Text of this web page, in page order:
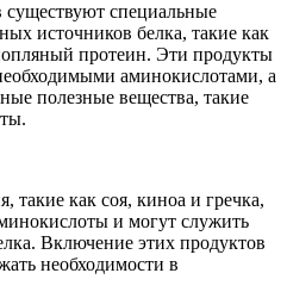
существуют специальные
источников белка, такие как
протеин. Эти продукты
аминокислотами, а
полезные вещества, такие
такие как соя, киноа и гречка,
и могут служить
Включение этих продуктов
необходимости в